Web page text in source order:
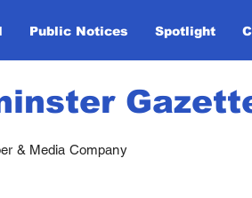
Public Notices Spotlight
& Media Company